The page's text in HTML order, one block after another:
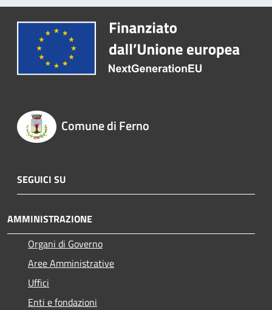
Comune di Ferno
SEGUICI SU
AMMINISTRAZIONE
Organi di Governo
Aree Amministrative
Uffici
Enti e fondazioni